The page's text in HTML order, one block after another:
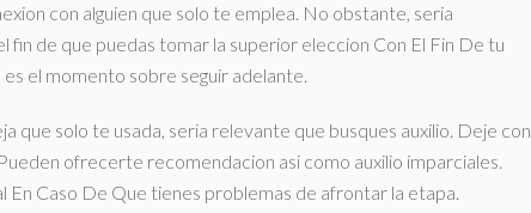
con alguien que solo te emplea. No obstante, seri­a
de que puedas tomar la superior eleccion Con El Fin De tu
el momento sobre seguir adelante.
que solo te usada, seri­a relevante que busques auxilio. Deje con
ofrecerte recomendacion asi­ como auxilio imparciales.
Caso De Que tienes problemas de afrontar la etapa.